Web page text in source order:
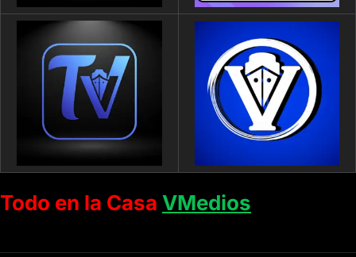
Todo en la Casa VMedios